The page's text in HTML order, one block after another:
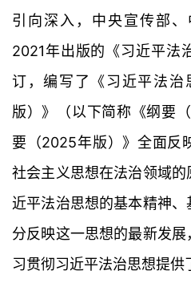
引向深入，中央宣传部
2021年出版的《习近平法
订，编写了《习近平法
版）》（以下简称《纲要
要（2025年版）》全面反
社会主义思想在法治领域
近平法治思想的基本精神
分反映这一思想的最新发
习贯彻习近平法治思想提供